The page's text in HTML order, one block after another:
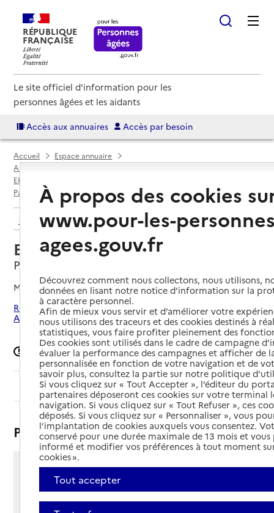
RÉPUBLIQUE
FRANÇAISE
Le site officiel d'information pour les
personnes âgées et les aidants
Accès aux annuaires Accès par besoin
Accueil
Espace annuaire
Annuaire EHPAD et maisons de retraite
EHPAD par département
Paris 19e Arrondissement
EHPAD Résidence Les Musiciens
Retour aux résultats de l'annuaire
EHPAD Résidence Les Musiciens
Paris 19e Arrondissement, PARIS
Mis à jour le13/05/2026
Rechercher les établissements autour de Paris 19e
Arrondissement
Signaler une erreur
Sommaire
Présentation
75019 - Paris 19e Arrondissement
Voir itinéraire
À propos des cookies
www.pour-les-
agees.gouv.fr
Découvrez comment nous collectons, nous utilisons,
données en lisant notre notice d’information sur la
à caractère personnel.
Afin de mieux vous servir et d’améliorer votre
nous utilisons des traceurs et des cookies destinés à
statistiques, vous faire profiter pleinement des
Des cookies sont utilisés dans le cadre de campagne
évaluer la performance des campagnes et afficher de
personnalisée en fonction de votre navigation et de
savoir plus, consultez la partie sur notre politique
Si vous cliquez sur « Tout Accepter », l’éditeur du
partenaires déposeront ces cookies sur votre terminal
navigation. Si vous cliquez sur « Tout Refuser », ces
déposés. Si vous cliquez sur « Personnaliser », vous
l’implantation de cookies auxquels vous consentez.
conservé pour une durée maximale de 13 mois et
informé et modifier vos préférences à tout moment
cookies ».
Tout accepter